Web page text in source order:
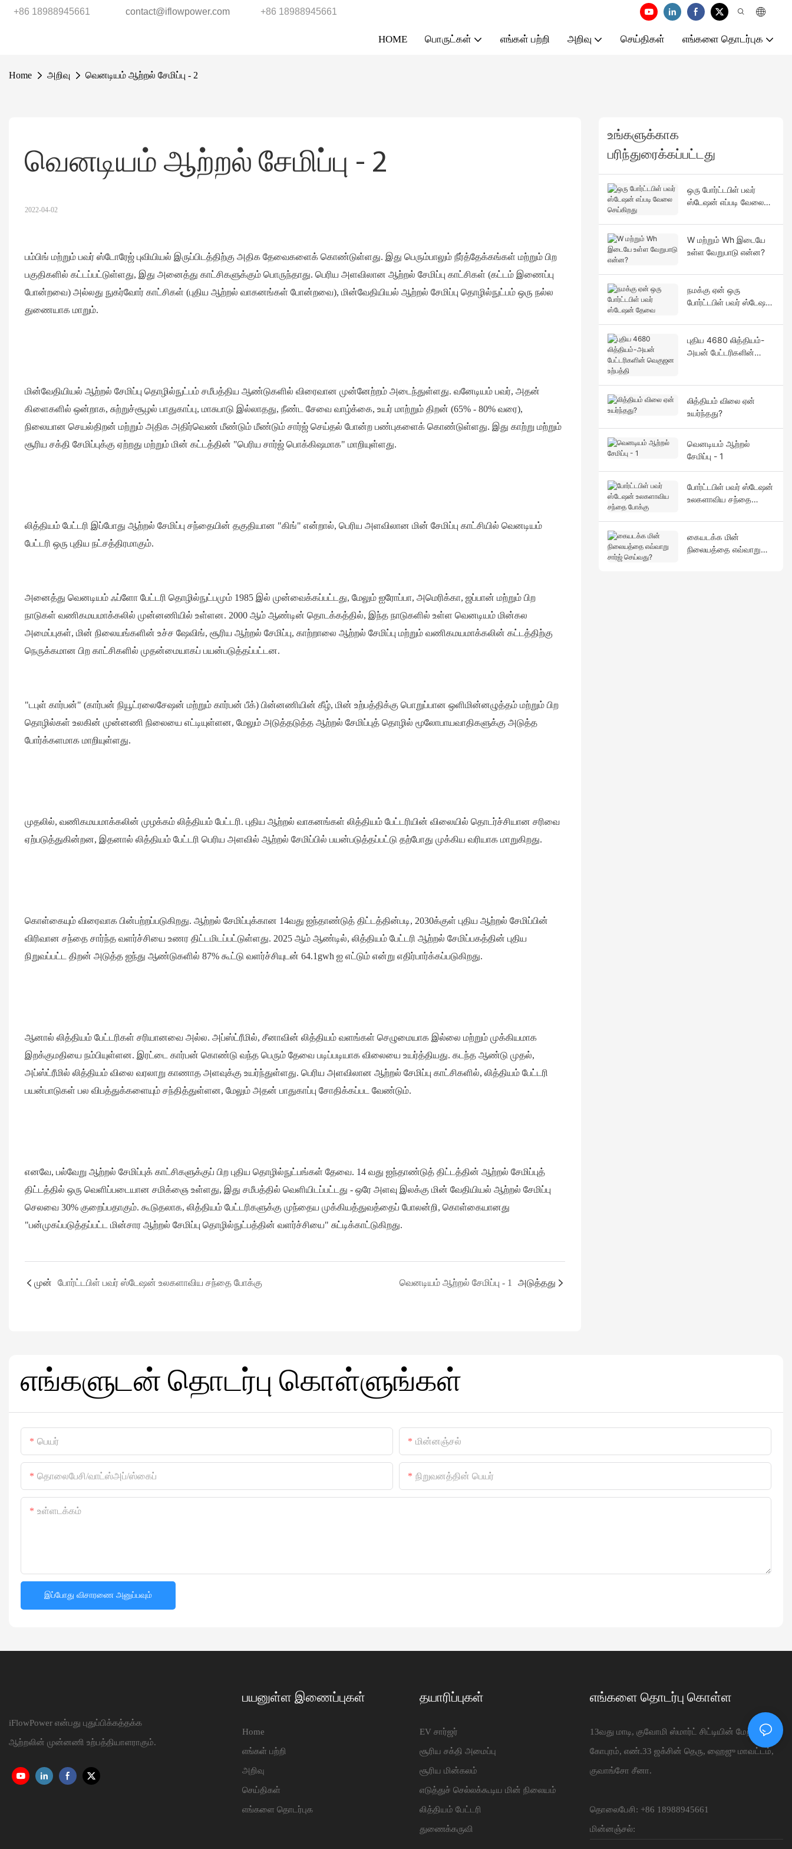
+86 18988945661 contact@iflowpower.com +86 18988945661
HOME பொருட்கள் எங்கள் பற்றி அறிவு செய்திகள் எங்களை தொடர்புக
Home அறிவு வெனடியம் ஆற்றல் சேமிப்பு - 2
வெனடியம் ஆற்றல் சேமிப்பு - 2
2022-04-02
பம்பிங் மற்றும் பவர் ஸ்டோரேஜ் புவியியல் இருப்பிடத்திற்கு அதிக தேவைகளைக் கொண்டுள்ளது. இது பெரும்பாலும் நீர்த்தேக்கங்கள் மற்றும் பிற
பகுதிகளில் கட்டப்பட்டுள்ளது, இது அனைத்து காட்சிகளுக்கும் பொருந்தாது. பெரிய அளவிலான ஆற்றல் சேமிப்பு காட்சிகள் (கட்டம் இணைப்பு
போன்றவை) அல்லது நுகர்வோர் காட்சிகள் (புதிய ஆற்றல் வாகனங்கள் போன்றவை), மின்வேதியியல் ஆற்றல் சேமிப்பு தொழில்நுட்பம் ஒரு நல்ல
துணையாக மாறும்.
மின்வேதியியல் ஆற்றல் சேமிப்பு தொழில்நுட்பம் சமீபத்திய ஆண்டுகளில் விரைவான முன்னேற்றம் அடைந்துள்ளது. வனேடியம் பவர், அதன்
கிளைகளில் ஒன்றாக, சுற்றுச்சூழல் பாதுகாப்பு, மாசுபாடு இல்லாதது, நீண்ட சேவை வாழ்க்கை, உயர் மாற்றும் திறன் (65% - 80% வரை),
நிலையான செயல்திறன் மற்றும் அதிக அதிர்வெண் மீண்டும் மீண்டும் சார்ஜ் செய்தல் போன்ற பண்புகளைக் கொண்டுள்ளது. இது காற்று மற்றும்
சூரிய சக்தி சேமிப்புக்கு ஏற்றது மற்றும் மின் கட்டத்தின் "பெரிய சார்ஜ் பொக்கிஷமாக" மாறியுள்ளது.
லித்தியம் பேட்டரி இப்போது ஆற்றல் சேமிப்பு சந்தையின் தகுதியான "கிங்" என்றால், பெரிய அளவிலான மின் சேமிப்பு காட்சியில் வெனடியம்
பேட்டரி ஒரு புதிய நட்சத்திரமாகும்.
அனைத்து வெனடியம் ஃப்ளோ பேட்டரி தொழில்நுட்பமும் 1985 இல் முன்வைக்கப்பட்டது, மேலும் ஐரோப்பா, அமெரிக்கா, ஜப்பான் மற்றும் பிற
நாடுகள் வணிகமயமாக்கலில் முன்னணியில் உள்ளன. 2000 ஆம் ஆண்டின் தொடக்கத்தில், இந்த நாடுகளில் உள்ள வெனடியம் மின்கல
அமைப்புகள், மின் நிலையங்களின் உச்ச ஷேவிங், சூரிய ஆற்றல் சேமிப்பு, காற்றாலை ஆற்றல் சேமிப்பு மற்றும் வணிகமயமாக்கலின் கட்டத்திற்கு
நெருக்கமான பிற காட்சிகளில் முதன்மையாகப் பயன்படுத்தப்பட்டன.
"டபுள் கார்பன்" (கார்பன் நியூட்ரலைசேஷன் மற்றும் கார்பன் பீக்) பின்னணியின் கீழ், மின் உற்பத்திக்கு பொறுப்பான ஒளிமின்னழுத்தம் மற்றும் பிற
தொழில்கள் உலகின் முன்னணி நிலையை எட்டியுள்ளன, மேலும் அடுத்தடுத்த ஆற்றல் சேமிப்புத் தொழில் மூலோபாயவாதிகளுக்கு அடுத்த
போர்க்களமாக மாறியுள்ளது.
முதலில், வணிகமயமாக்கலின் முழக்கம் லித்தியம் பேட்டரி. புதிய ஆற்றல் வாகனங்கள் லித்தியம் பேட்டரியின் விலையில் தொடர்ச்சியான சரிவை
ஏற்படுத்துகின்றன, இதனால் லித்தியம் பேட்டரி பெரிய அளவில் ஆற்றல் சேமிப்பில் பயன்படுத்தப்பட்டு தற்போது முக்கிய வரியாக மாறுகிறது.
கொள்கையும் விரைவாக பின்பற்றப்படுகிறது. ஆற்றல் சேமிப்புக்கான 14வது ஐந்தாண்டுத் திட்டத்தின்படி, 2030க்குள் புதிய ஆற்றல் சேமிப்பின்
விரிவான சந்தை சார்ந்த வளர்ச்சியை உணர திட்டமிடப்பட்டுள்ளது. 2025 ஆம் ஆண்டில், லித்தியம் பேட்டரி ஆற்றல் சேமிப்பகத்தின் புதிய
நிறுவப்பட்ட திறன் அடுத்த ஐந்து ஆண்டுகளில் 87% கூட்டு வளர்ச்சியுடன் 64.1gwh ஐ எட்டும் என்று எதிர்பார்க்கப்படுகிறது.
ஆனால் லித்தியம் பேட்டரிகள் சரியானவை அல்ல. அப்ஸ்ட்ரீமில், சீனாவின் லித்தியம் வளங்கள் செழுமையாக இல்லை மற்றும் முக்கியமாக
இறக்குமதியை நம்பியுள்ளன. இரட்டை கார்பன் கொண்டு வந்த பெரும் தேவை படிப்படியாக விலையை உயர்த்தியது. கடந்த ஆண்டு முதல்,
அப்ஸ்ட்ரீமில் லித்தியம் விலை வரலாறு காணாத அளவுக்கு உயர்ந்துள்ளது. பெரிய அளவிலான ஆற்றல் சேமிப்பு காட்சிகளில், லித்தியம் பேட்டரி
பயன்பாடுகள் பல விபத்துக்களையும் சந்தித்துள்ளன, மேலும் அதன் பாதுகாப்பு சோதிக்கப்பட வேண்டும்.
எனவே, பல்வேறு ஆற்றல் சேமிப்புக் காட்சிகளுக்குப் பிற புதிய தொழில்நுட்பங்கள் தேவை. 14 வது ஐந்தாண்டுத் திட்டத்தின் ஆற்றல் சேமிப்புத்
திட்டத்தில் ஒரு வெளிப்படையான சமிக்ஞை உள்ளது, இது சமீபத்தில் வெளியிடப்பட்டது - ஒரே அளவு இலக்கு மின் வேதியியல் ஆற்றல் சேமிப்பு
செலவை 30% குறைப்பதாகும். கூடுதலாக, லித்தியம் பேட்டரிகளுக்கு முந்தைய முக்கியத்துவத்தைப் போலன்றி, கொள்கையானது
"பன்முகப்படுத்தப்பட்ட மின்சார ஆற்றல் சேமிப்பு தொழில்நுட்பத்தின் வளர்ச்சியை" சுட்டிக்காட்டுகிறது.
முன் போர்ட்டபிள் பவர் ஸ்டேஷன் உலகளாவிய சந்தை போக்கு வெனடியம் ஆற்றல் சேமிப்பு - 1 அடுத்தது
உங்களுக்காக
பரிந்துரைக்கப்பட்டது
ஒரு போர்ட்டபிள் பவர்
ஸ்டேஷன் எப்படி வேலை
W மற்றும் Wh இடையே
உள்ள வேறுபாடு என்ன?
நமக்கு ஏன் ஒரு
போர்ட்டபிள் பவர் ஸ்டேஷன்
புதிய 4680 லித்தியம்-
அயன் பேட்டரிகளின்
லித்தியம் விலை ஏன்
உயர்ந்தது?
வெனடியம் ஆற்றல்
சேமிப்பு - 1
போர்ட்டபிள் பவர் ஸ்டேஷன்
உலகளாவிய சந்தை
கையடக்க மின்
நிலையத்தை எவ்வாறு
எங்களுடன் தொடர்பு கொள்ளுங்கள்
பெயர் மின்னஞ்சல்
தொலைபேசி/வாட்ஸ்அப்/ஸ்கைப் நிறுவனத்தின் பெயர்
உள்ளடக்கம்
இப்போது விசாரணை அனுப்பவும்
iFlowPower என்பது புதுப்பிக்கத்தக்க
ஆற்றலின் முன்னணி உற்பத்தியாளராகும்.
பயனுள்ள இணைப்புகள்
Home
எங்கள் பற்றி
அறிவு
செய்திகள்
எங்களை தொடர்புக
தயாரிப்புகள்
EV சார்ஜர்
சூரிய சக்தி அமைப்பு
சூரிய மின்கலம்
எடுத்துச் செல்லக்கூடிய மின் நிலையம்
லித்தியம் பேட்டரி
துணைக்கருவி
எங்களை தொடர்பு கொள்ள
13வது மாடி, குவோமி ஸ்மார்ட் சிட்டியின் மேற்கு
கோபுரம், எண்.33 ஜக்சின் தெரு, ஹைஜு மாவட்டம்,
குவாங்சோ சீனா.
தொலைபேசி: +86 18988945661
மின்னஞ்சல்: